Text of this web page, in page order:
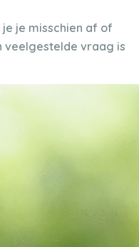
je misschien af of
veelgestelde vraag is